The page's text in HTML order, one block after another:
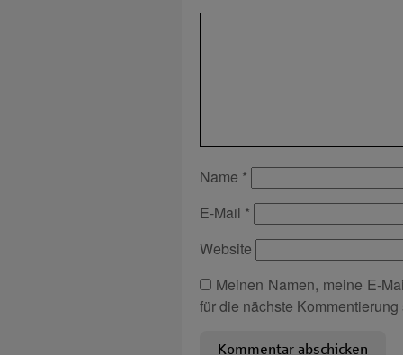
Name *
E-Mail *
Website
Meinen Namen, meine E-
für die nächste Kommentierung